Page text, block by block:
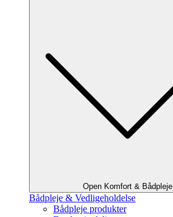
Open Komfort & Bådpleje
Bådpleje & Vedligeholdelse
Bådpleje produkter